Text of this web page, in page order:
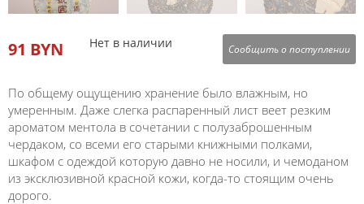
91 BYN Нет в наличии Сообщить о поступлении
По общему ощущению хранение было влажным, но
умеренным. Даже слегка распаренный лист веет резким
ароматом ментола в сочетании с полузаброшенным
чердаком, со всеми его старыми книжными полками,
шкафом с одеждой которую давно не носили, и чемоданом
из эксклюзивной красной кожи, когда-то стоящим очень
дорого.